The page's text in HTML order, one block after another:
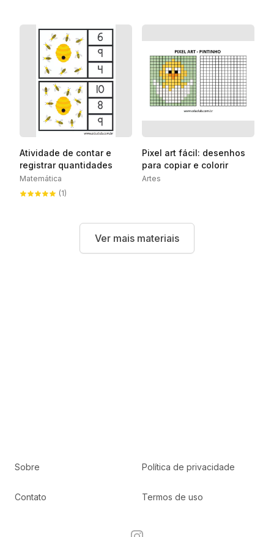
Atividade de contar e
registrar quantidades
Matemática
(1)
Pixel art fácil: desenhos
para copiar e colorir
Artes
Ver mais materiais
Sobre
Contato
Política de privacidade
Termos de uso